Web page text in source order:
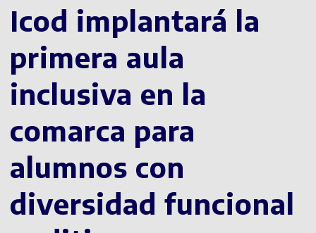
Icod implantará la
primera aula
inclusiva en la
comarca para
alumnos con
diversidad funcional